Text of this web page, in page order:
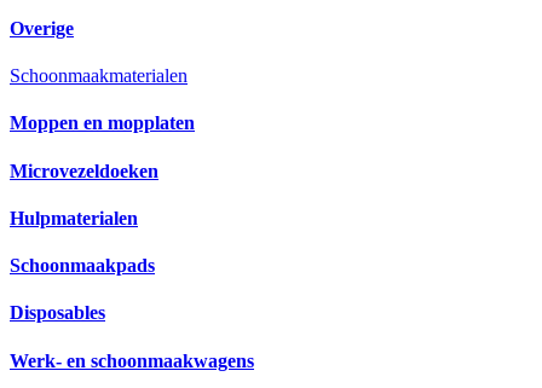
Overige
Schoonmaakmaterialen
Moppen en mopplaten
Microvezeldoeken
Hulpmaterialen
Schoonmaakpads
Disposables
Werk- en schoonmaakwagens